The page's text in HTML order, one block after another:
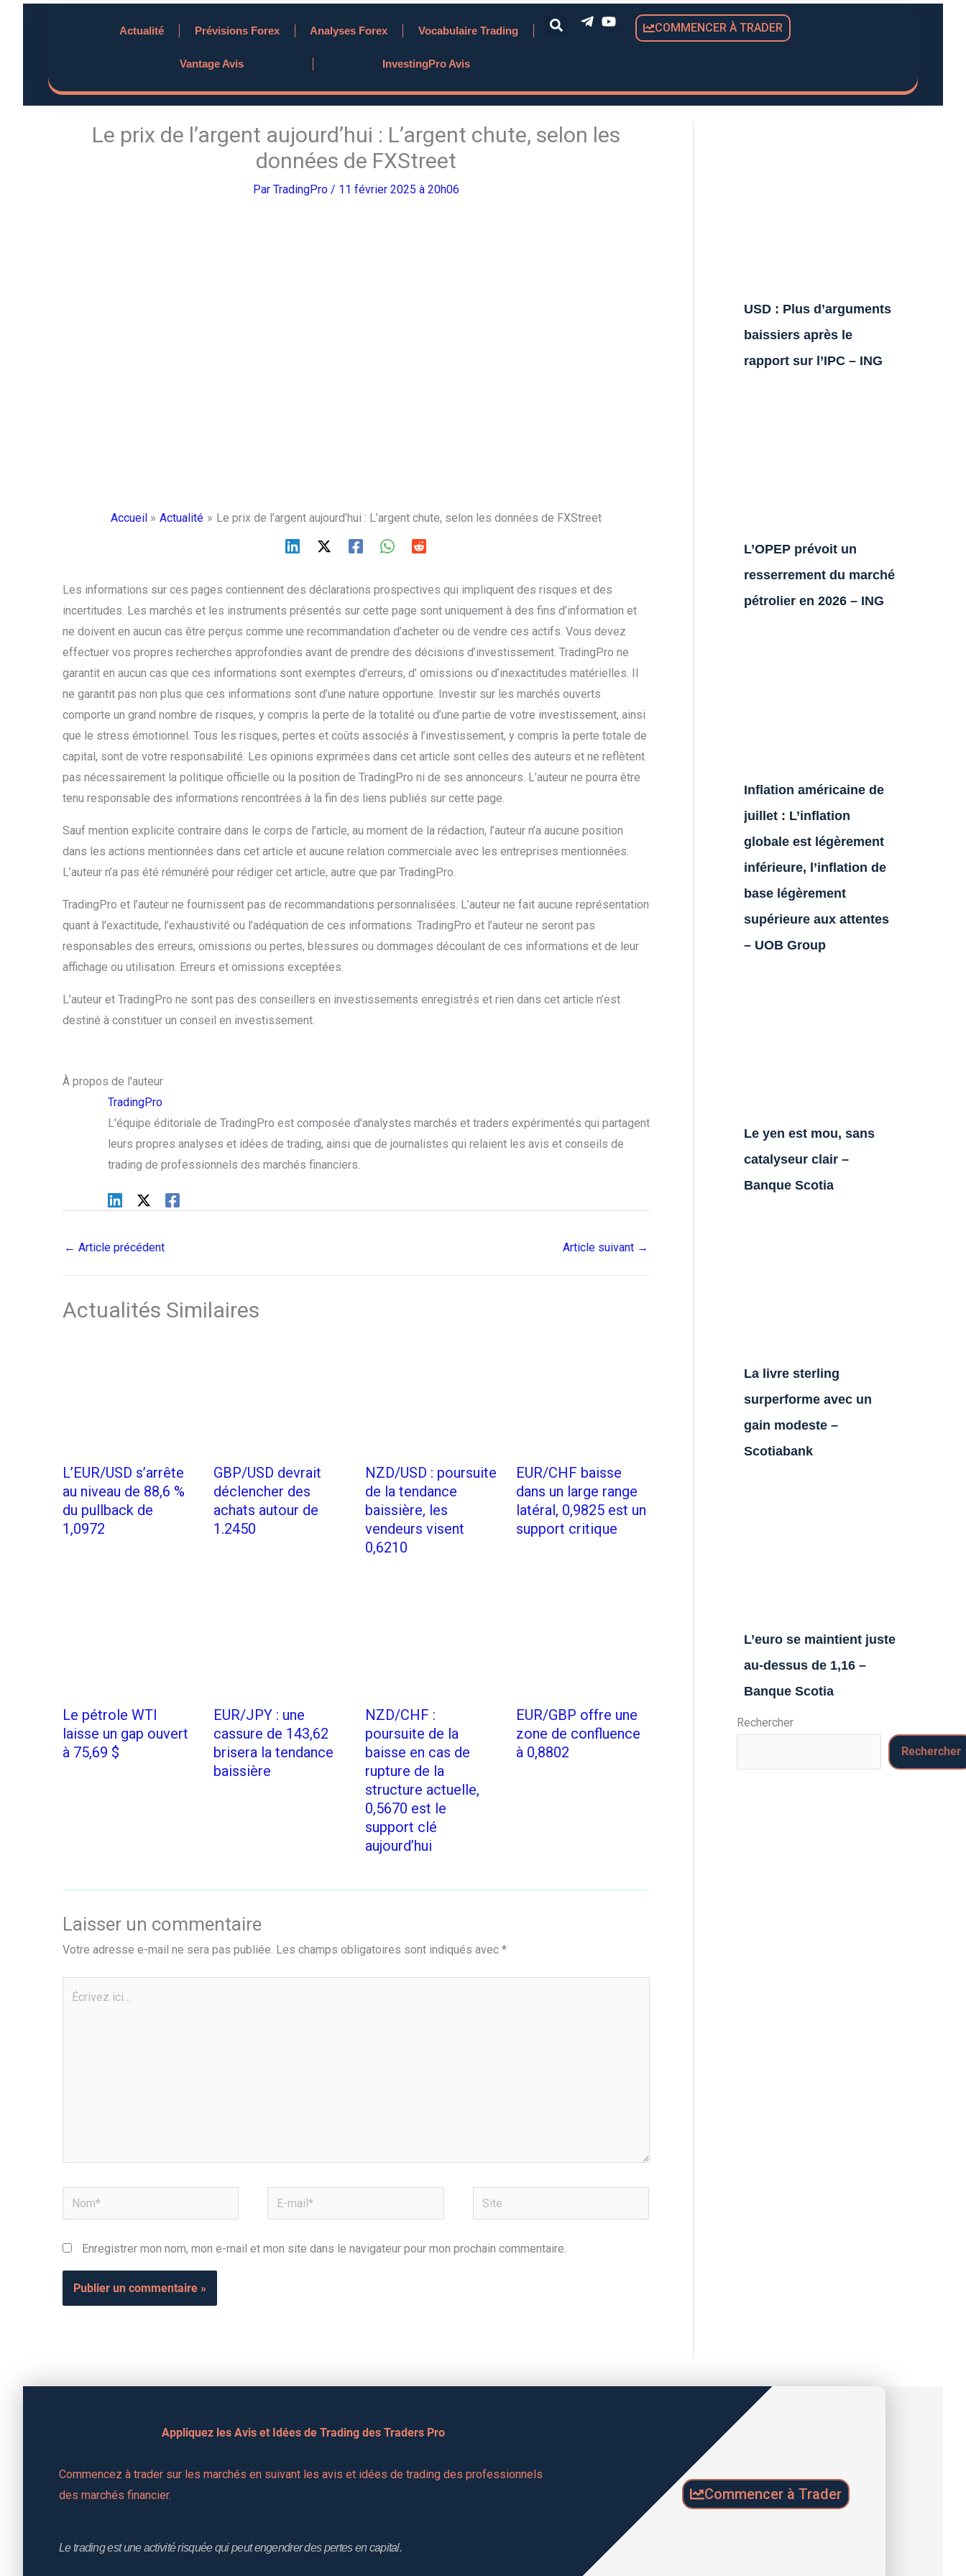
Actualité Prévisions Forex Analyses Forex Vocabulaire Trading
Vantage Avis InvestingPro Avis
COMMENCER À TRADER
Le prix de l’argent aujourd’hui : L’argent chute, selon les
données de FXStreet
Par TradingPro / 11 février 2025 à 20h06
Accueil Actualité Le prix de l’argent aujourd’hui : L’argent chute, selon les données de FXStreet
Les informations sur ces pages contiennent des déclarations prospectives qui impliquent des risques et des
incertitudes. Les marchés et les instruments présentés sur cette page sont uniquement à des fins d’information et
ne doivent en aucun cas être perçus comme une recommandation d’acheter ou de vendre ces actifs. Vous devez
effectuer vos propres recherches approfondies avant de prendre des décisions d’investissement. TradingPro ne
garantit en aucun cas que ces informations sont exemptes d’erreurs, d’ omissions ou d’inexactitudes matérielles. Il
ne garantit pas non plus que ces informations sont d’une nature opportune. Investir sur les marchés ouverts
comporte un grand nombre de risques, y compris la perte de la totalité ou d’une partie de votre investissement, ainsi
que le stress émotionnel. Tous les risques, pertes et coûts associés à l’investissement, y compris la perte totale de
capital, sont de votre responsabilité. Les opinions exprimées dans cet article sont celles des auteurs et ne reflètent
pas nécessairement la politique officielle ou la position de TradingPro ni de ses annonceurs. L’auteur ne pourra être
tenu responsable des informations rencontrées à la fin des liens publiés sur cette page.
Sauf mention explicite contraire dans le corps de l’article, au moment de la rédaction, l’auteur n’a aucune position
dans les actions mentionnées dans cet article et aucune relation commerciale avec les entreprises mentionnées.
L’auteur n’a pas été rémunéré pour rédiger cet article, autre que par TradingPro.
TradingPro et l’auteur ne fournissent pas de recommandations personnalisées. L’auteur ne fait aucune représentation
quant à l’exactitude, l’exhaustivité ou l’adéquation de ces informations. TradingPro et l’auteur ne seront pas
responsables des erreurs, omissions ou pertes, blessures ou dommages découlant de ces informations et de leur
affichage ou utilisation. Erreurs et omissions exceptées.
L’auteur et TradingPro ne sont pas des conseillers en investissements enregistrés et rien dans cet article n’est
destiné à constituer un conseil en investissement.
À propos de l'auteur
TradingPro
L'équipe éditoriale de TradingPro est composée d'analystes marchés et traders expérimentés qui partagent
leurs propres analyses et idées de trading, ainsi que de journalistes qui relaient les avis et conseils de
trading de professionnels des marchés financiers.
← Article précédent Article suivant →
Actualités Similaires
L’EUR/USD s’arrête
au niveau de 88,6 %
du pullback de
1,0972
GBP/USD devrait
déclencher des
achats autour de
1.2450
NZD/USD : poursuite
de la tendance
baissière, les
vendeurs visent
0,6210
EUR/CHF baisse
dans un large range
latéral, 0,9825 est un
support critique
Le pétrole WTI
laisse un gap ouvert
à 75,69 $
EUR/JPY : une
cassure de 143,62
brisera la tendance
baissière
NZD/CHF :
poursuite de la
baisse en cas de
rupture de la
structure actuelle,
0,5670 est le
support clé
aujourd’hui
EUR/GBP offre une
zone de confluence
à 0,8802
Laisser un commentaire
Votre adresse e-mail ne sera pas publiée. Les champs obligatoires sont indiqués avec *
Écrivez
Nom*
mail*
Site
Enregistrer mon nom, mon e-mail et mon site dans le navigateur pour mon prochain commentaire.
USD : Plus d’arguments
baissiers après le
rapport sur l’IPC – ING
L’OPEP prévoit un
resserrement du marché
pétrolier en 2026 – ING
Inflation américaine de
juillet : L’inflation
globale est légèrement
inférieure, l’inflation de
base légèrement
supérieure aux attentes
– UOB Group
Le yen est mou, sans
catalyseur clair –
Banque Scotia
La livre sterling
surperforme avec un
gain modeste –
Scotiabank
L’euro se maintient juste
au-dessus de 1,16 –
Banque Scotia
Rechercher
Rechercher
Appliquez les Avis et Idées de Trading des Traders Pro
Commencez à trader sur les marchés en suivant les avis et idées de trading des professionnels
des marchés financier.
Le trading est une activité risquée qui peut engendrer des pertes en capital.
Commencer à Trader